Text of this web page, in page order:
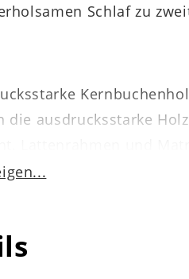
Schlaf zu
die ausdrucksstarke
Größen lieferbar.